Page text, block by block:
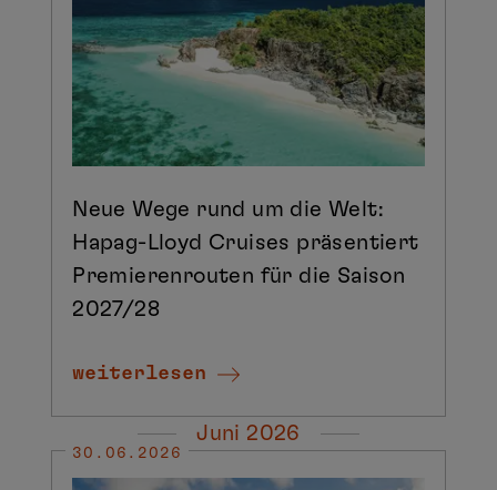
Neue Wege rund um die Welt:
Hapag-Lloyd Cruises präsentiert
Premierenrouten für die Saison
2027/28
weiterlesen
Juni 2026
30.06.2026